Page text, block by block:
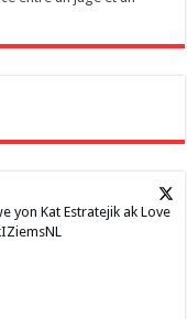
yon Kat Estratejik ak Love